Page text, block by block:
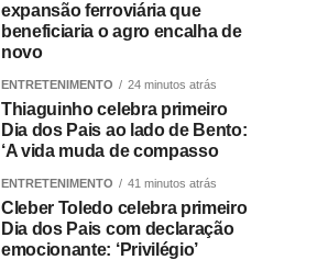
expansão ferroviária que
beneficiaria o agro encalha de
novo
ENTRETENIMENTO 24 minutos atrás
Thiaguinho celebra primeiro
Dia dos Pais ao lado de Bento:
‘A vida muda de compasso
ENTRETENIMENTO 41 minutos atrás
Cleber Toledo celebra primeiro
Dia dos Pais com declaração
emocionante: ‘Privilégio’